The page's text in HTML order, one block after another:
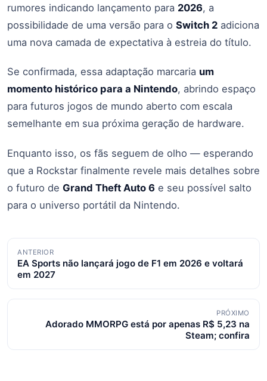
rumores indicando lançamento para 2026, a
possibilidade de uma versão para o Switch 2 adiciona
uma nova camada de expectativa à estreia do título.
Se confirmada, essa adaptação marcaria um
momento histórico para a Nintendo, abrindo espaço
para futuros jogos de mundo aberto com escala
semelhante em sua próxima geração de hardware.
Enquanto isso, os fãs seguem de olho — esperando
que a Rockstar finalmente revele mais detalhes sobre
o futuro de Grand Theft Auto 6 e seu possível salto
para o universo portátil da Nintendo.
Navegação
de
posts
ANTERIOR
EA Sports não lançará jogo de F1 em 2026 e voltará
em 2027
PRÓXIMO
Adorado MMORPG está por apenas R$ 5,23 na
Steam; confira